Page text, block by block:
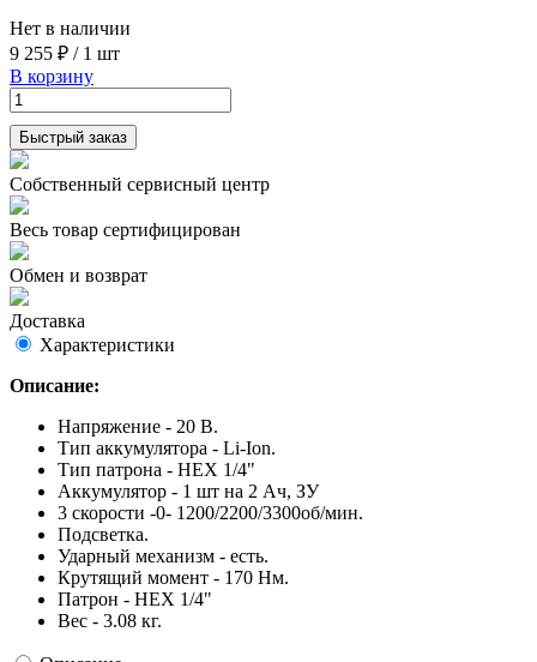
Нет в наличии
9 255 ₽ / 1 шт
В корзину
Быстрый заказ
Собственный сервисный центр
Весь товар сертифицирован
Обмен и возврат
Доставка
Характеристики
Описание:
Напряжение - 20 В.
Тип аккумулятора - Li-Ion.
Тип патрона - HEX 1/4"
Аккумулятор - 1 шт на 2 Ач, ЗУ
3 скорости -0- 1200/2200/3300об/мин.
Подсветка.
Ударный механизм - есть.
Крутящий момент - 170 Нм.
Патрон - HEX 1/4"
Вес - 3.08 кг.